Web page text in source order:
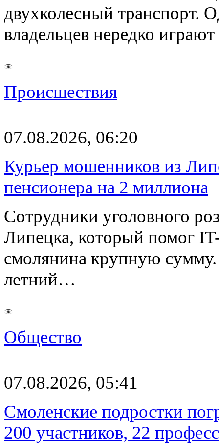
двухколесный транспорт.
владельцев нередко
Происшествия
07.08.2026, 06:20
Курьер мошенников из
пенсионера на 2 миллиона
Сотрудники уголовного
Липецка, который помог
смолянина крупную
летний…
Общество
07.08.2026, 05:41
Смоленские подростки
200 участников, 22